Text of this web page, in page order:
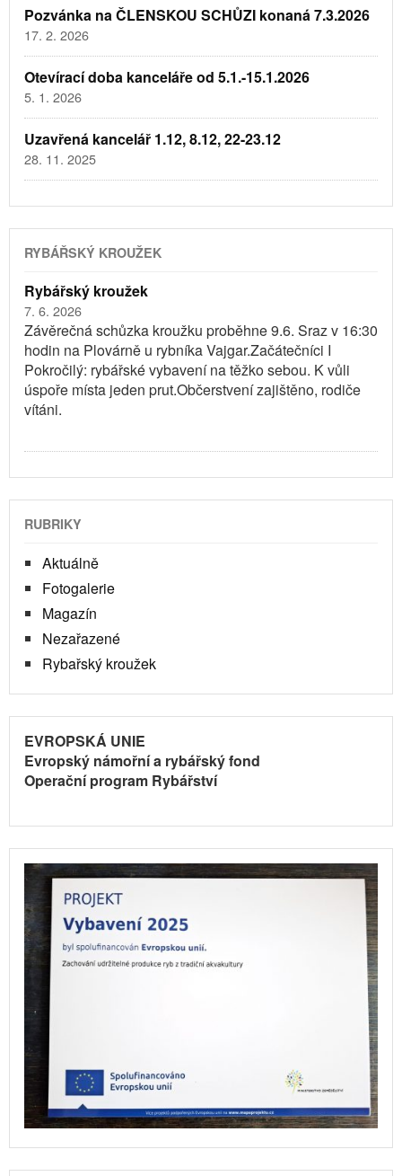
Pozvánka na ČLENSKOU SCHŮZI konaná 7.3.2026
17. 2. 2026
Otevírací doba kanceláře od 5.1.-15.1.2026
5. 1. 2026
Uzavřená kancelář 1.12, 8.12, 22-23.12
28. 11. 2025
RYBÁŘSKÝ KROUŽEK
Rybářský kroužek
7. 6. 2026
Závěrečná schůzka kroužku proběhne 9.6. Sraz v 16:30
hodin na Plovárně u rybníka Vajgar.Začátečníci I
Pokročilý: rybářské vybavení na těžko sebou. K vůli
úspoře místa jeden prut.Občerstvení zajištěno, rodiče
vítáni.
RUBRIKY
Aktuálně
Fotogalerie
Magazín
Nezařazené
Rybařský kroužek
EVROPSKÁ UNIE
Evropský námořní a rybářský fond
Operační program Rybářství